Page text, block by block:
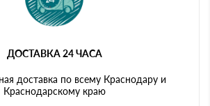
ДОСТАВКА 24 ЧАСА
доставка по всему Краснодару и
Краснодарскому краю